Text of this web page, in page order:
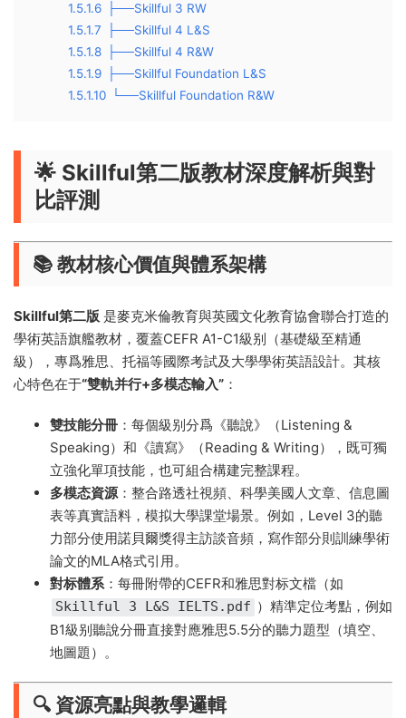
1.5.1.6
├──Skillful 3 RW
1.5.1.7
├──Skillful 4 L&S
1.5.1.8
├──Skillful 4 R&W
1.5.1.9
├──Skillful Foundation L&S
1.5.1.10
└──Skillful Foundation R&W
🌟 ​ ​Skillful第二版教材深度解析與對
比評測​
​📚 教材核心價值與體系架構​
​Skillful第二版​ ​ 是麥克米倫教育與英國文化教育協會聯合打造的
學術英語旗艦教材，覆蓋CEFR A1-C1級别（基礎級至精通
級），專爲雅思、托福等國際考試及大學學術英語設計。其核
心特色在于​​“雙軌并行+多模态輸入”​ ​：
​雙技能分冊​ ​：每個級别分爲《聽說》（Listening &
Speaking）和《讀寫》（Reading & Writing），既可獨
立強化單項技能，也可組合構建完整課程。
​多模态資源​​：整合路透社視頻、科學美國人文章、信息圖
表等真實語料，模拟大學課堂場景。例如，Level 3的聽
力部分使用諾貝爾獎得主訪談音頻，寫作部分則訓練學術
論文的MLA格式引用。
​對标體系​​：每冊附帶的CEFR和雅思對标文檔（如
Skillful 3 L&S IELTS.pdf ）精準定位考點，例如
B1級别聽說分冊直接對應雅思5.5分的聽力題型（填空、
地圖題）。
​🔍 資源亮點與教學邏輯​